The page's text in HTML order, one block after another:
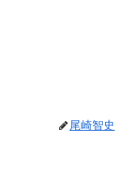
尾崎智史